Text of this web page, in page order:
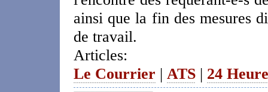
ainsi que la fin des mesures
de travail.
Articles:
Le Courrier | ATS | 24